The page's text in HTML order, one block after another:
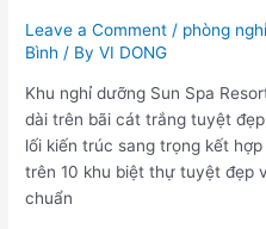
Leave a Comment / phòng nghỉ
Bình / ByVI DONG
Khu nghỉ dưỡng Sun Spa
dài trên bãi cát trắng tuyệt
lối kiến trúc sang trọng kết
trên 10 khu biệt thự tuyệt đẹp
chuẩn